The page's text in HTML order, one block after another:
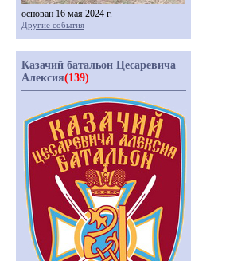
основан 16 мая 2024 г.
Другие события
Казачий батальон Цесаревича
Алексия(139)